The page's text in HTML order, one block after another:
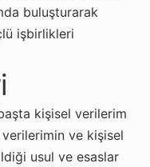
buluşturarak
işbirlikleri
kişisel verilerim
ve kişisel
usul ve esaslar